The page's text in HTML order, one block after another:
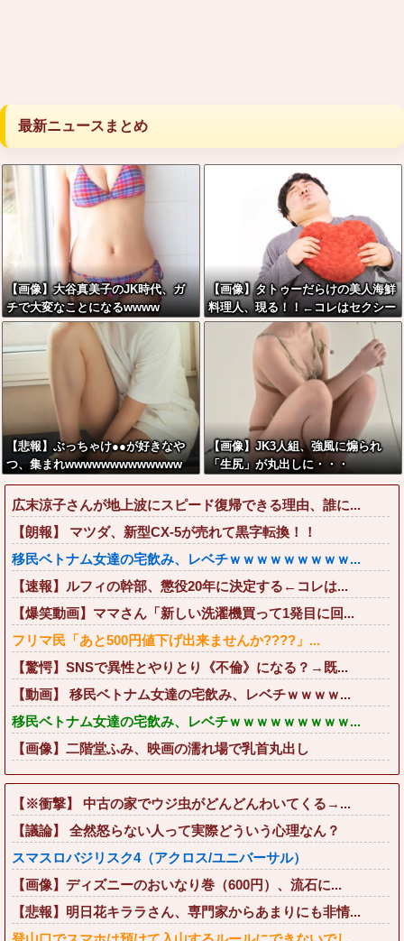
最新ニュースまとめ
【画像】大谷真美子のJK時代、ガ
チで大変なことになるwwww
【画像】タトゥーだらけの美人海鮮
料理人、現る！！←コレはセクシー
過ぎてワイらにブッ刺さりまくりw
w w w w w w w w
【悲報】ぶっちゃけ●●が好きなや
つ、集まれwwwwwwwwwwwww
【画像】JK3人組、強風に煽られ
「生尻」が丸出しに・・・
広末涼子さんが地上波にスピード復帰できる理由、誰に...
【朗報】 マツダ、新型CX-5が売れて黒字転換！！
移民ベトナム女達の宅飲み、レベチｗｗｗｗｗｗｗｗｗ...
【速報】ルフィの幹部、懲役20年に決定する←コレは...
【爆笑動画】ママさん「新しい洗濯機買って1発目に回...
フリマ民「あと500円値下げ出来ませんか????」...
【驚愕】SNSで異性とやりとり《不倫》になる？→既...
【動画】 移民ベトナム女達の宅飲み、レベチｗｗｗｗ...
移民ベトナム女達の宅飲み、レベチｗｗｗｗｗｗｗｗｗ...
【画像】二階堂ふみ、映画の濡れ場で乳首丸出し
【※衝撃】 中古の家でウジ虫がどんどんわいてくる→...
【議論】 全然怒らない人って実際どういう心理なん？
スマスロバジリスク4（アクロス/ユニバーサル）
【画像】ディズニーのおいなり巻（600円）、流石に...
【悲報】明日花キララさん、専門家からあまりにも非情...